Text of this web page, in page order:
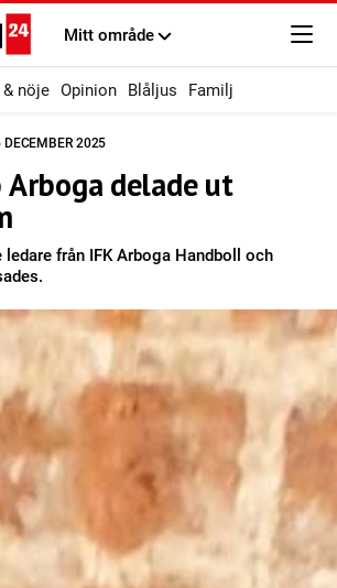
Mitt område
nöje Opinion Blåljus Familj
2025
Arboga delade ut
ledare från IFK Arboga Handboll och